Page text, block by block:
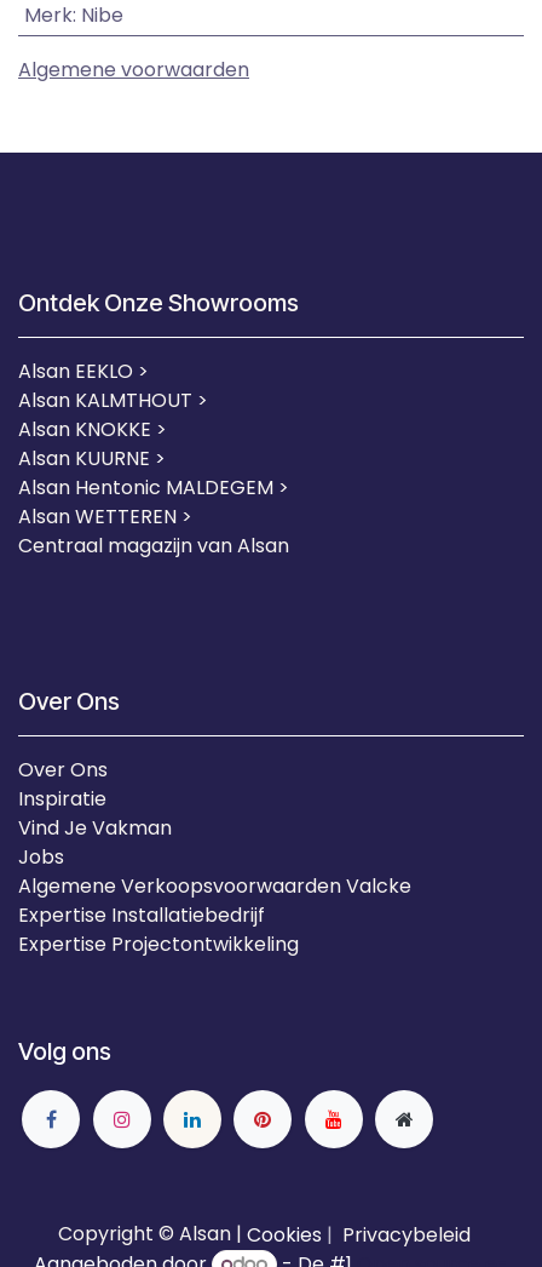
Merk: Nibe
Algemene voorwaarden
Ontdek Onze Showrooms
Alsan EEKLO >
Alsan KALMTHOUT >
Alsan KNOKKE >
Alsan KUURNE >
Alsan Hentonic MALDEGEM >
Alsan WETTEREN >
Centraal magazijn van Alsan
Over Ons
Over Ons
Inspiratie
Vind Je Vakman
Jobs
Algemene Verkoopsvoorwaarden Valcke
Expertise Installatiebedrijf
Expertise Projectontwikkeling
Volg ons
Copyright © Alsan | Cookies | Privacybeleid